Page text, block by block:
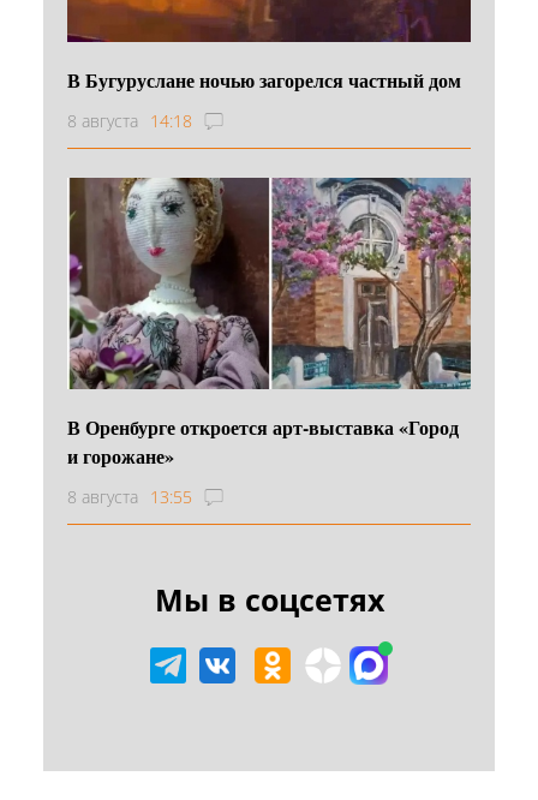
В Бугуруслане ночью загорелся частный дом
8 августа 14:18
В Оренбурге откроется арт-выставка «Город
и горожане»
8 августа 13:55
Мы в соцсетях